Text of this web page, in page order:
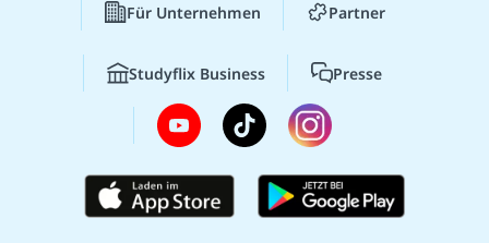
Für Unternehmen Partner
Studyflix Business Presse